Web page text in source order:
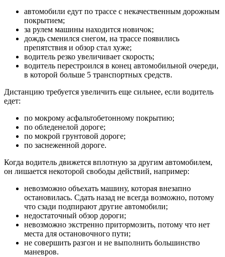
автомобили едут по трассе с некачественным дорожным
покрытием;
за рулем машины находится новичок;
дождь сменился снегом, на трассе появились
препятствия и обзор стал хуже;
водитель резко увеличивает скорость;
водитель перестроился в конец автомобильной очереди,
в которой больше 5 транспортных средств.
Дистанцию требуется увеличить еще сильнее, если водитель
едет:
по мокрому асфальтобетонному покрытию;
по обледенелой дороге;
по мокрой грунтовой дороге;
по заснеженной дороге.
Когда водитель движется вплотную за другим автомобилем,
он лишается некоторой свободы действий, например:
невозможно объехать машину, которая внезапно
остановилась. Сдать назад не всегда возможно, потому
что сзади подпирают другие автомобили;
недостаточный обзор дороги;
невозможно экстренно притормозить, потому что нет
места для остановочного пути;
не совершить разгон и не выполнить большинство
маневров.